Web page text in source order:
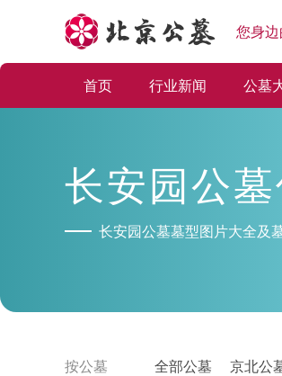
您身
首页 行业新闻 公墓
长安园公
长安园公墓墓型图片大全及
按公墓 全部公墓 京北公